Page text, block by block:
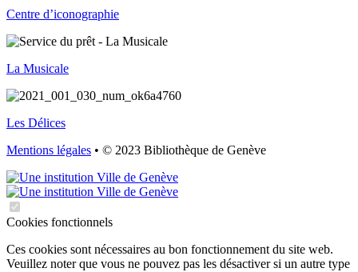
Centre d’iconographie
La Musicale
Les Délices
Mentions légales • © 2023 Bibliothèque de Genève
Cookies fonctionnels
Ces cookies sont nécessaires au bon fonctionnement du site web.
Veuillez noter que vous ne pouvez pas les désactiver si un autre type